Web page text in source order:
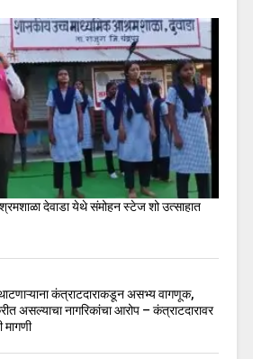
देवाडा येथे संमोहन स्टेज शो उत्साहात
कंत्राटदाराकडून असभ्य वागणूक,
असल्याचा नागरिकांचा आरोप – कंत्राटदारावर
मागणी